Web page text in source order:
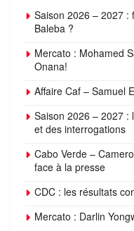
Saison 2026 – 2027 :
Baleba ?
Mercato : Mohamed
Onana!
Affaire Caf – Samuel
Saison 2026 – 2027 :
et des interrogations
Cabo Verde –
face à la presse
CDC : les résultats
Mercato : Darlin